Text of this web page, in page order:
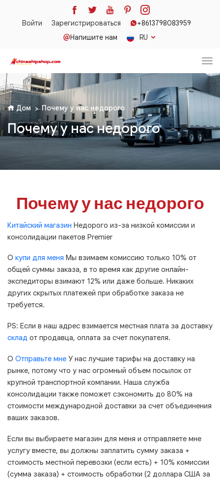
Войти Зарегистрироваться
+8613798083959
Напишите нам
RU
Дом Почему у нас недорого
Почему у нас недорого
Почему у нас недорого
Китайский магазин Недорого из-за низкой комиссии и
консолидации пакетов Premier
О купи для меня Мы взимаем комиссию только 10% от
общей суммы заказа, в то время как другие онлайн-
экспедиторы взимают 12% или даже больше. Никаких
других скрытых платежей при обработке заказа не
требуется.
PS: Если в наш адрес взимается местная плата за доставку
склад от продавца, оплата за счет покупателя.
О Отправьте мне У нас лучшие тарифы на доставку на
рынке, потому что у нас огромный объем посылок от
крупной транспортной компании. Наша служба
консолидации также поможет сэкономить до 80% на
стоимости международной доставки за счет объединения
ваших заказов.
Если вы выбираете магазин для меня и отправляете мне
услугу вместе, вы должны заплатить сумму заказа +
стоимость местной перевозки (если есть) + 10% комиссии
(сумма заказа) + стоимость обработки (2 доллара США за